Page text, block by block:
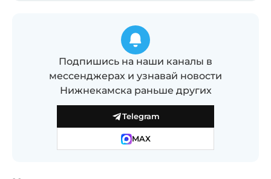
Подпишись на наши каналы в
мессенджерах и узнавай новости
Нижнекамска раньше других
Telegram
MAX